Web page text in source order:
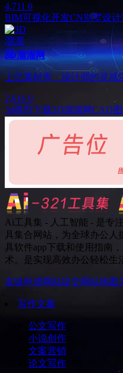
4,711 0
BIM可视化开发CN别墅设计
3D溜溜网
上亿素材库，设计师的灵感
2,616 0
3d模型下载3D溜溜网CAD
Ai工具集 - 人工智能 - 是专
具集合网站，为全球办公人
具软件app下载和使用指南
术。是实现高效办公轻松生
友链申请网站提交网站地图
写作文案
公文写作
小说创作
文案营销
论文写作